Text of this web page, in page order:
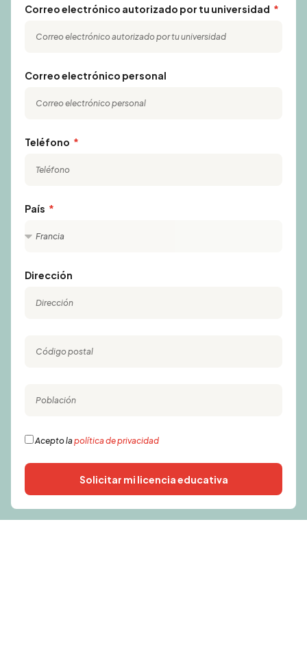
Correo electrónico autorizado por tu universidad
Correo electrónico personal
Teléfono
País
Dirección
Acepto lapolítica de privacidad
Solicitar mi licencia educativa